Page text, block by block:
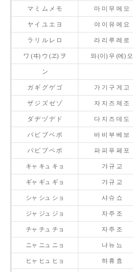
マ ミ ム メ モ 마 미 무 메 모
ヤ イ ユ エ ヨ 야 이 유 에 요
ラ リ ル レ ロ 라 리 루 레 로
ワ (ヰ) ウ (ヱ) ヲ 와 (이) 우 (에) 오
ン
ガ ギ グ ゲ ゴ 가 기 구 게 고
ザ ジ ズ ゼ ゾ 자 지 즈 제 조
ダ ヂ ヅ デ ド 다 지 즈 데 도
バ ビ ブ ベ ボ 바 비 부 베 보
パ ピ プ ペ ポ 파 피 푸 페 포
キャ キュ キョ 갸 규 교
ギャ ギュ ギョ 갸 규 교
シャ シュ ショ 샤 슈 쇼
ジャ ジュ ジョ 자 주 조
チャ チュ チョ 자 주 조
ニャ ニュ ニョ 냐 뉴 뇨
ヒャ ヒュ ヒョ 햐 휴 효